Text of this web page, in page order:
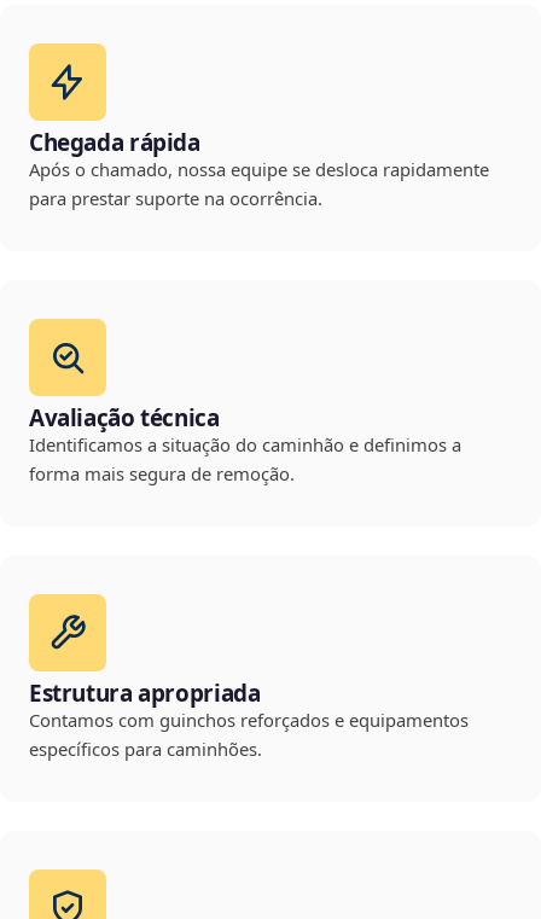
Chegada rápida
Após o chamado, nossa equipe se desloca rapidamente
para prestar suporte na ocorrência.
Avaliação técnica
Identificamos a situação do caminhão e definimos a
forma mais segura de remoção.
Estrutura apropriada
Contamos com guinchos reforçados e equipamentos
específicos para caminhões.